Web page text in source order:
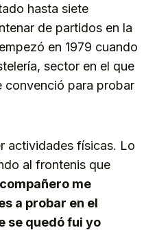
hasta siete
de partidos en la
en 1979 cuando
sector en el que
convenció para probar
actividades físicas. Lo
al frontenis que
me
a probar en el
se quedó fui yo